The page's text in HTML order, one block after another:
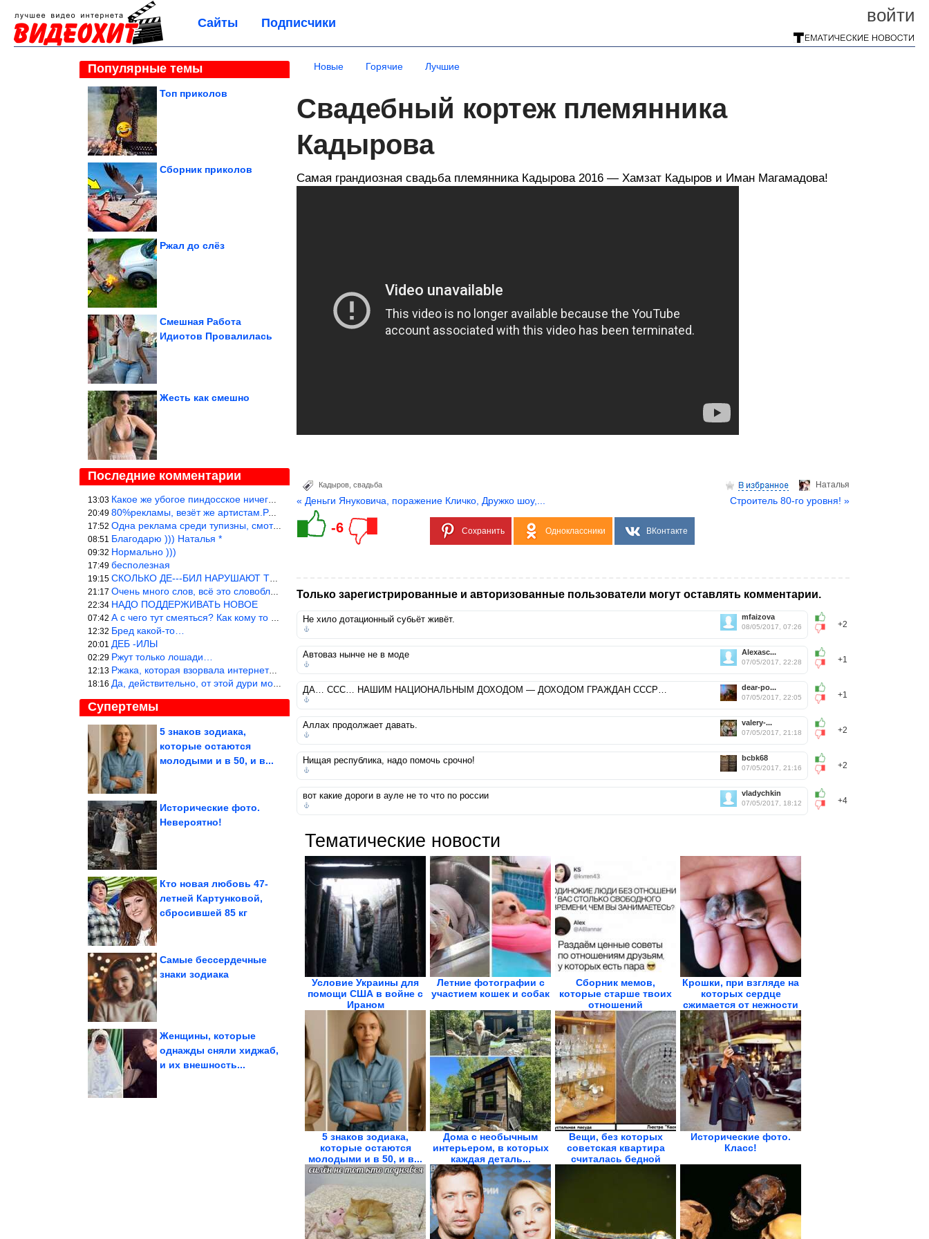
войти
Сайты Подписчики
Популярные темы
Топ приколов
Сборник приколов
Ржал до слёз
Смешная Работа
Идиотов Провалилась
Жесть как смешно
Последние комментарии
13:03 Какое же убогое пиндосское ничего. Наташ, и не стыдно такую фигн
20:49 80%рекламы, везёт же артистам.Режиссёры, сценаристы вы где или к
17:52 Одна реклама среди тупизны, смотреть невозможно.
08:51 Благодарю ))) Наталья *
09:32 Нормально )))
17:49 бесполезная
19:15 СКОЛЬКО ДЕ---БИЛ НАРУШАЮТ ТЕХНИКУ БЕЗОПАСНОСТИ
21:17 Очень много слов, всё это словоблудие можно было уложить в 1 мин
22:34 НАДО ПОДДЕРЖИВАТЬ НОВОЕ
07:42 А с чего тут смеяться? Как кому то больно? Не смешно.
12:32 Бред какой-то…
20:01 ДЕБ -ИЛЫ
02:29 Ржут только лошади…
12:13 Ржака, которая взорвала интернет? Нет, количество рекламы выводи
18:16 Да, действительно, от этой дури можно ржать до слёз.
Супертемы
5 знаков зодиака,
которые остаются
молодыми и в 50, и в...
Великолепное блюдо на
«Карбонара»...
Исторические фото.
Невероятно!
Кто новая любовь 47-
летней Картунковой,
сбросившей 85 кг
Самые бессердечные
знаки зодиака
Женщины, которые
однажды сняли хиджаб,
и их внешность...
отношения мужчин и
Новые Горячие Лучшие
Свадебный кортеж племянника
Кадырова
Самая грандиозная свадьба племянника Кадырова 2016 — Хамзат Кадыров и Иман Магамадова!
Hаталья
Кадыров свадьба
« Деньги Януковича, поражение Кличко, Дружко шоу,... Строитель 80-го уровня! »
-6 Сохранить Одноклассники ВКонтакте
Только зарегистрированные и авторизованные пользователи могут оставлять комментарии.
+2
mfaizova
08/05/2017, 07:26
Не хило дотационный субьёт живёт.
+1
Alexasc...
07/05/2017, 22:28
Автоваз нынче не в моде
+1
dear-po...
07/05/2017, 22:05
ДА… ССС… НАШИМ НАЦИОНАЛЬНЫМ ДОХОДОМ — ДОХОДОМ ГРАЖДАН СССР…
+2
valery-...
07/05/2017, 21:18
Аллах продолжает давать.
+2
bcbk68
07/05/2017, 21:16
Нищая республика, надо помочь срочно!
+4
vladychkin
07/05/2017, 18:12
вот какие дороги в ауле не то что по россии
Тематические новости
Условие Украины для
помощи США в войне с
Ираном
Летние фотографии с
участием кошек и собак
Сборник мемов,
которые старше твоих
отношений
Крошки, при взгляде на
которых сердце
сжимается от нежности
5 знаков зодиака,
которые остаются
молодыми и в 50, и в...
Дома с необычным
интерьером, в которых
каждая деталь...
Вещи, без которых
советская квартира
считалась бедной
Исторические фото.
Класс!